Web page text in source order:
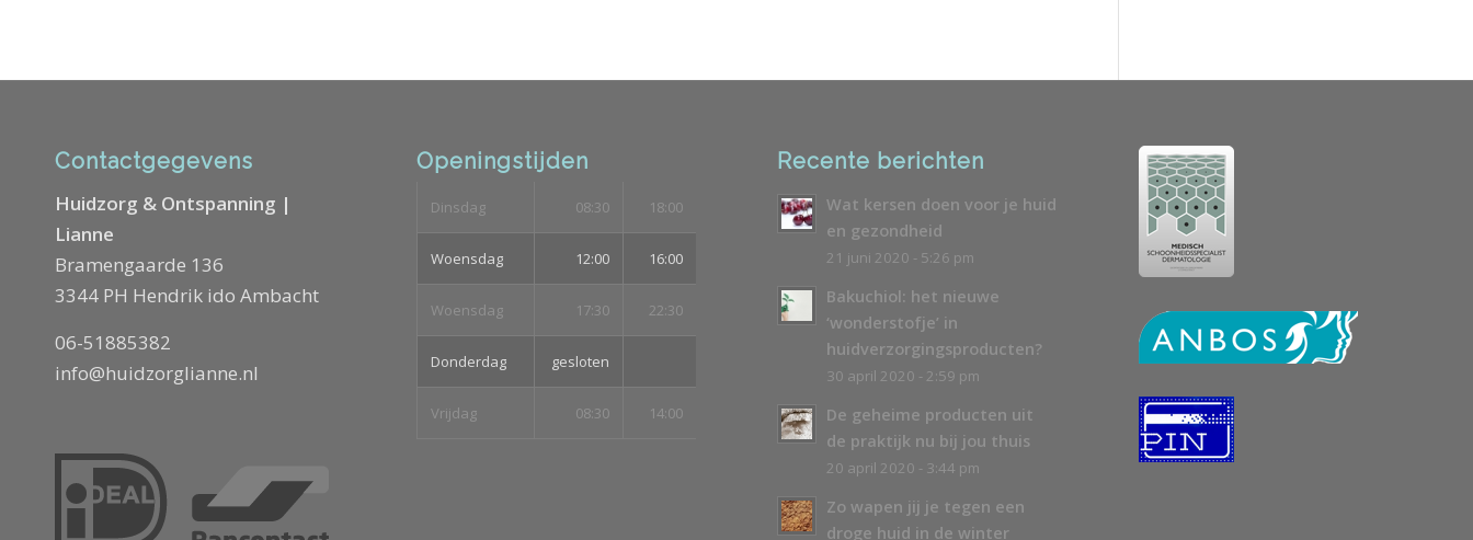
Contactgegevens
Huidzorg & Ontspanning |
Lianne
Bramengaarde 136
3344 PH Hendrik ido Ambacht
06-51885382
info@huidzorglianne.nl
Openingstijden
Dinsdag 08:30 18:00
Woensdag 12:00 16:00
Woensdag 17:30 22:30
Donderdag gesloten
Vrijdag 08:30 14:00
Recente berichten
Wat kersen doen voor je huid
en gezondheid
21 juni 2020 - 5:26 pm
Bakuchiol: het nieuwe
‘wonderstofje’ in
huidverzorgingsproducten?
30 april 2020 - 2:59 pm
De geheime producten uit
de praktijk nu bij jou thuis
20 april 2020 - 3:44 pm
Zo wapen jij je tegen een
droge huid in de winter